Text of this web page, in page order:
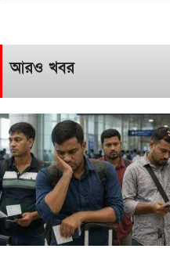
আরও খবর